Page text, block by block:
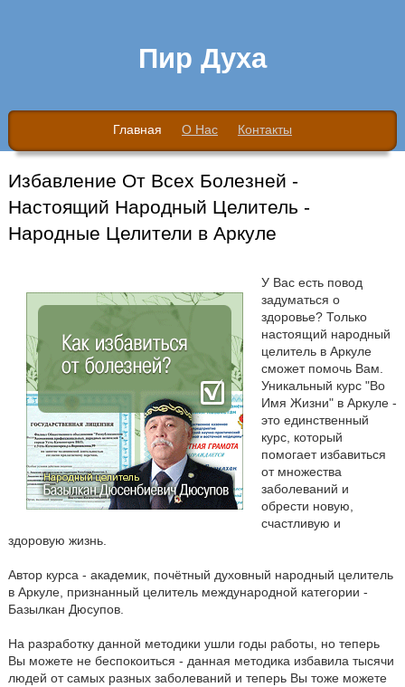
Пир Духа
Главная О Нас Контакты
Избавление От Всех Болезней -
Настоящий Народный Целитель -
Народные Целители в Аркуле
У Вас есть повод
задуматься о
здоровье? Только
настоящий народный
целитель в Аркуле
сможет помочь Вам.
Уникальный курс "Во
Имя Жизни" в Аркуле -
это единственный
курс, который
помогает избавиться
от множества
заболеваний и
обрести новую,
счастливую и
здоровую жизнь.
Автор курса - академик, почётный духовный народный целитель
в Аркуле, признанный целитель международной категории -
Базылкан Дюсупов.
На разработку данной методики ушли годы работы, но теперь
Вы можете не беспокоиться - данная методика избавила тысячи
людей от самых разных заболеваний и теперь Вы тоже можете